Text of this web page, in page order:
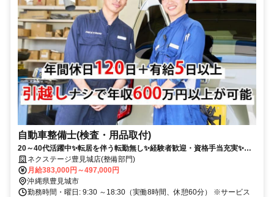
自動車整備士(検査・用品取付)
20～40代活躍中✨転居を伴う転勤無し✨経験者歓迎・資格手当充実✨固
定給で年収800万円可✨ピット内冷暖房完備✨年間休日120日+有給休暇5
日でワークライフバランスも充実❗
ネクステージ豊見城店(整備部門)
月給383,000円～497,000円
沖縄県豊見城市
勤務時間・曜日: 9:30 ～18:30（実働8時間、休憩60分） ※サービス